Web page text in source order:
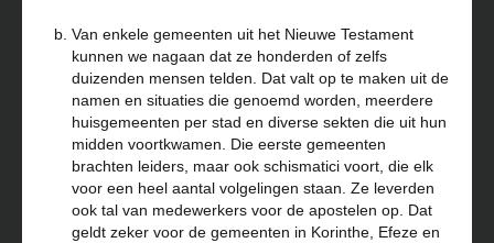
Van enkele gemeenten uit het Nieuwe Testament
kunnen we nagaan dat ze honderden of zelfs
duizenden mensen telden. Dat valt op te maken uit de
namen en situaties die genoemd worden, meerdere
huisgemeenten per stad en diverse sekten die uit hun
midden voortkwamen. Die eerste gemeenten
brachten leiders, maar ook schismatici voort, die elk
voor een heel aantal volgelingen staan. Ze leverden
ook tal van medewerkers voor de apostelen op. Dat
geldt zeker voor de gemeenten in Korinthe, Efeze en